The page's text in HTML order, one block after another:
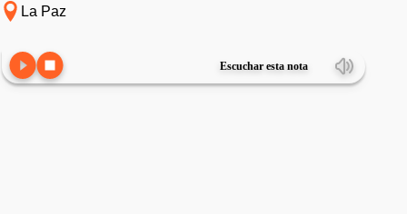
La Paz
Escuchar esta nota